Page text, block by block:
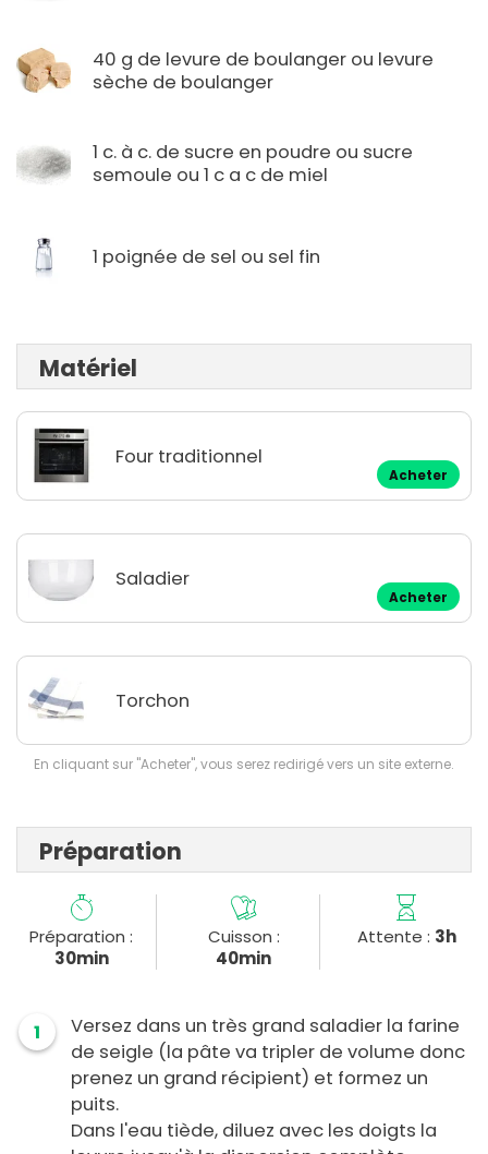
40 g de levure de boulanger ou levure
sèche de boulanger
1 c. à c. de sucre en poudre ou sucre
semoule ou 1 c a c de miel
1 poignée de sel ou sel fin
Matériel
Four traditionnel
Acheter
Saladier
Acheter
Torchon
En cliquant sur "Acheter", vous serez redirigé vers un site externe.
Préparation
Préparation :
30min
Cuisson :
40min
Attente : 3h
1
Versez dans un très grand saladier la farine
de seigle (la pâte va tripler de volume donc
prenez un grand récipient) et formez un
puits.
Dans l'eau tiède, diluez avec les doigts la